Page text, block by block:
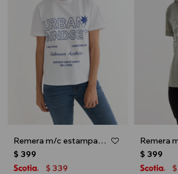
Remera m/c estampada colección Urbana - Blanco
$ 399
$ 339
$ 399
$